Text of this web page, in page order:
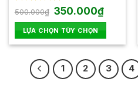
phẩm
Được xếp
5.00
5 sao
500.000₫ Giá
gốc
là:
500.000₫.
350.000₫Giá
hiện
tại
là:
350.000₫.
LỰA CHỌN TÙY CHỌN
Sản
1 2 3 4